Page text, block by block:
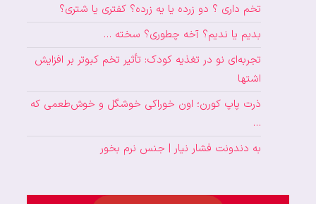
تخم داری ؟ دو زرده یا یه زرده؟ کفتری یا شتری؟
بدیم یا ندیم؟ آخه چطوری؟ سخته …
تجربه‌ای نو در تغذیه کودک: تأثیر تخم کبوتر بر افزایش
اشتها
ذرت پاپ کورن؛ اون خوراکی خوشگل و خوش‌طعمی که
…
به دندونت فشار نیار | جنس نرم بخور